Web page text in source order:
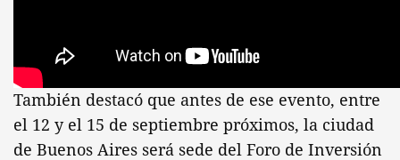
También destacó que antes de ese evento, entre
el 12 y el 15 de septiembre próximos, la ciudad
de Buenos Aires será sede del Foro de Inversión